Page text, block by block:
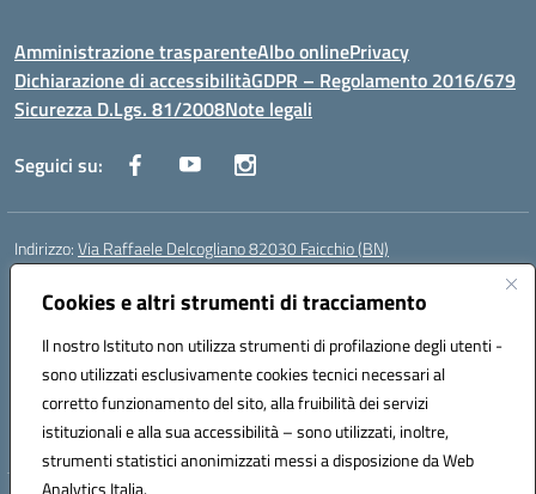
Cookies e altri strumenti di tracciamento
Il nostro Istituto non utilizza strumenti di profilazione degli utenti -
sono utilizzati esclusivamente cookies tecnici necessari al
corretto funzionamento del sito, alla fruibilità dei servizi
istituzionali e alla sua accessibilità – sono utilizzati, inoltre,
strumenti statistici anonimizzati messi a disposizione da Web
Analytics Italia.
Amministrazione trasparenteAlbo onlinePrivacy
Dichiarazione di accessibilitàGDPR – Regolamento 2016/679
Sicurezza D.Lgs. 81/2008Note legali
Seguici su:
Indirizzo:Via Raffaele Delcogliano 82030 Faicchio (BN)
Centralino:
Posta elettronica certificata (PEC):bnis02300v@pec.istruzione.it
Codice fiscale: 90003320620
Codice meccanografico:BNIS02300V
Codice Indice delle Pubbliche Amministrazioni (IPA): istsc_bnis02300v
Codice unico di fatturazione (CUF): UFQEG8